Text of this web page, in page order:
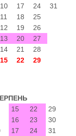
10 17 24
31
11 18
25
12 19
26
13 20
27
14 21
28
15 22 29
15 22
29
16 23
30
17 24
31